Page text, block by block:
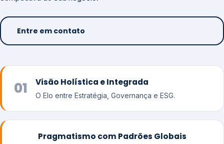
Entre em contato
01 Visão Holística e Integrada
O Elo entre Estratégia, Governança e ESG.
Pragmatismo com Padrões Globais